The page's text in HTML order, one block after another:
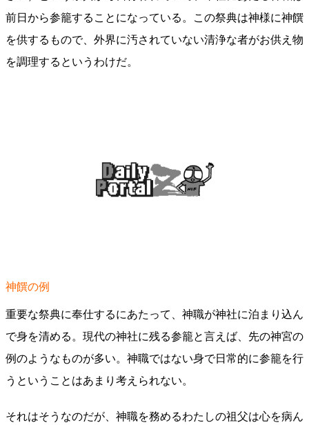
前日から参籠することになっている。この祭典は神様に神饌
を供するもので、外界に汚されていない清浄な者がお供え物
を調理するというわけだ。
神饌の例
重要な祭典に奉仕するにあたって、神職が神社に泊まり込ん
で身を清める。現代の神社に残る参籠と言えば、先の神宮の
例のようなものが多い。神職ではない身で日常的に参籠を行
うということはあまり考えられない。
それはそうなのだが、神職を務めるわたしの祖父は心を病ん